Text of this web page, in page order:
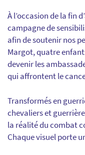
À l’occasion de la fin
campagne de
afin de soutenir nos
Margot, quatre
devenir les
qui affrontent le
Transformés en
chevaliers et
la réalité du combat
Chaque visuel porte